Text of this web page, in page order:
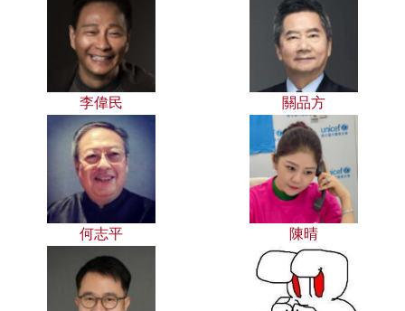
李偉民 關品方
何志平 陳晴